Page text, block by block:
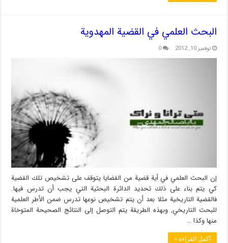
البحث العلمي في القضية المهدوية
نوفمبر 10, 2012 0
إن البحث العلمي في أية قضية من القضايا يتوقف على تشخيص تلك القضية
كي يتم بناء على ذلك تحديد الدائرة البحثية التي يجب أن تدرس فيها.
فالقضية التاريخية مثلا بعد أن يتم تشخيص نوعها تدرس ضمن الأطر العلمية
للبحث التاريخي, وبهذه الطريقة يتم التوصل إلى النتائج الصحيحة المتوخاة
منها وكذا …
أكمل القراءة »